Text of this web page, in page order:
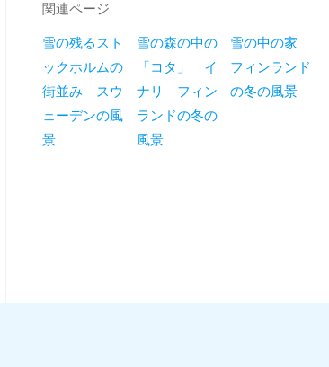
関連ページ
雪の残るスト
ックホルムの
街並み スウ
ェーデンの風
景
雪の森の中の
「コタ」 イ
ナリ フィン
ランドの冬の
風景
雪の中の家
フィンランド
の冬の風景